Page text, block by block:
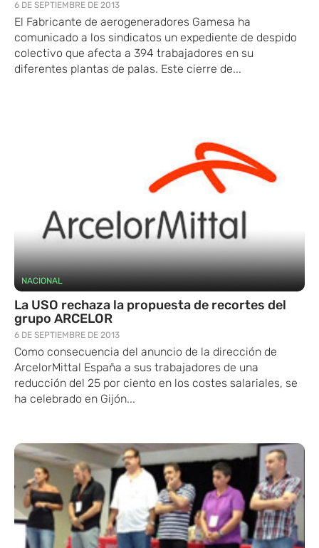
6 DE SEPTIEMBRE DE 2013
El Fabricante de aerogeneradores Gamesa ha
comunicado a los sindicatos un expediente de despido
colectivo que afecta a 394 trabajadores en su
diferentes plantas de palas. Este cierre de...
NACIONAL
La USO rechaza la propuesta de recortes del
grupo ARCELOR
6 DE SEPTIEMBRE DE 2013
Como consecuencia del anuncio de la dirección de
ArcelorMittal España a sus trabajadores de una
reducción del 25 por ciento en los costes salariales, se
ha celebrado en Gijón...